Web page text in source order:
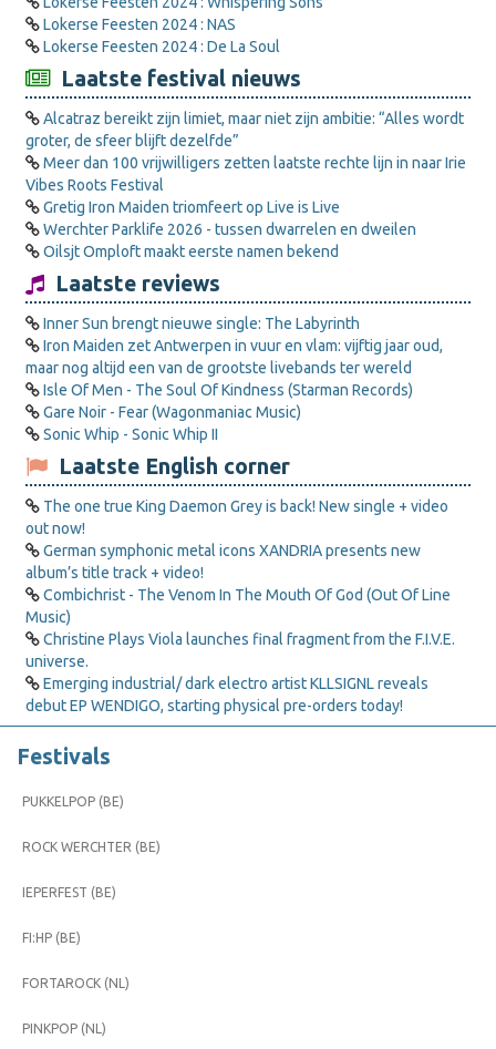
Lokerse Feesten 2024 : NAS
Lokerse Feesten 2024 : De La Soul
Laatste festival nieuws
Alcatraz bereikt zijn limiet, maar niet zijn ambitie: “Alles wordt
groter, de sfeer blijft dezelfde”
Meer dan 100 vrijwilligers zetten laatste rechte lijn in naar Irie
Vibes Roots Festival
Gretig Iron Maiden triomfeert op Live is Live
Werchter Parklife 2026 - tussen dwarrelen en dweilen
Oilsjt Omploft maakt eerste namen bekend
Laatste reviews
Inner Sun brengt nieuwe single: The Labyrinth
Iron Maiden zet Antwerpen in vuur en vlam: vijftig jaar oud,
maar nog altijd een van de grootste livebands ter wereld
Isle Of Men - The Soul Of Kindness (Starman Records)
Gare Noir - Fear (Wagonmaniac Music)
Sonic Whip - Sonic Whip II
Laatste English corner
The one true King Daemon Grey is back! New single + video
out now!
German symphonic metal icons XANDRIA presents new
album’s title track + video!
Combichrist - The Venom In The Mouth Of God (Out Of Line
Music)
Christine Plays Viola launches final fragment from the F.I.V.E.
universe.
Emerging industrial/ dark electro artist KLLSIGNL reveals
debut EP WENDIGO, starting physical pre-orders today!
Festivals
PUKKELPOP (BE)
ROCK WERCHTER (BE)
IEPERFEST (BE)
FI:HP (BE)
FORTAROCK (NL)
PINKPOP (NL)